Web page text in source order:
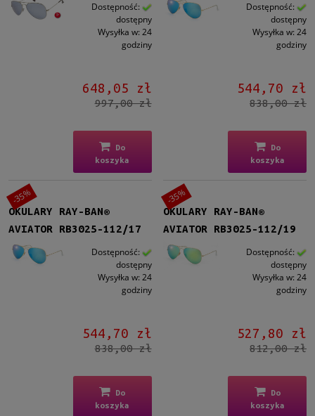
Dostępność:
dostępny
Wysyłka w: 24
godziny
648,05 zł
997,00 zł
Do
koszyka
Dostępność:
dostępny
Wysyłka w: 24
godziny
544,70 zł
838,00 zł
Do
koszyka
OKULARY RAY-BAN®
AVIATOR RB3025-112/17
Dostępność:
dostępny
Wysyłka w: 24
godziny
544,70 zł
838,00 zł
Do
koszyka
-35%
OKULARY RAY-BAN®
AVIATOR RB3025-112/19
Dostępność:
dostępny
Wysyłka w: 24
godziny
527,80 zł
812,00 zł
Do
koszyka
-35%